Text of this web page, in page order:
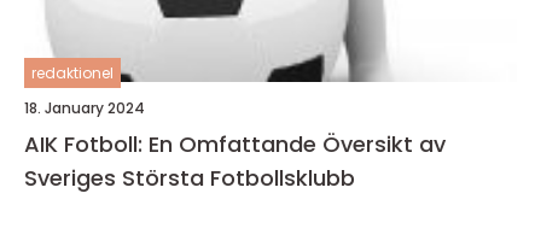
redaktionel
18. January 2024
AIK Fotboll: En Omfattande Översikt av
Sveriges Största Fotbollsklubb